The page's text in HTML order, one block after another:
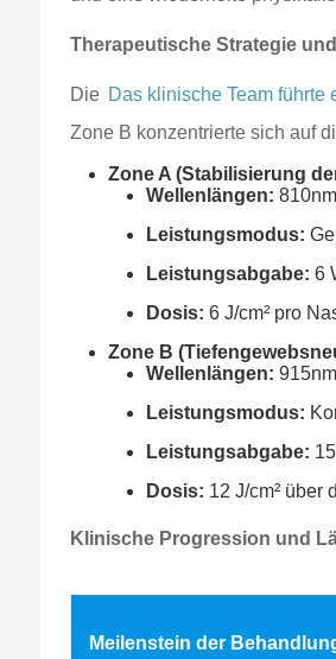
Therapeutische Strategie
Die Das klinische Team
Zone B konzentrierte sich auf
Zone A (Stabilisierung
Wellenlängen:
Leistungsmodus:
Leistungsabgabe: 6
Dosis: 6 J/cm² pro
Zone B
Wellenlängen:
Leistungsmodus:
Leistungsabgabe:
Dosis: 12 J/cm² über
Klinische Progression und
Meilenstein der